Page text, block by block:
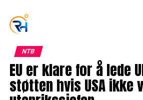
NTB
EU er klare for å lede
støtten hvis USA ikke